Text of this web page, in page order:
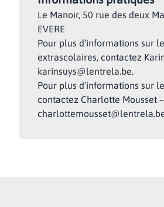
Le Manoir, 50 rue des deux
EVERE
Pour plus d’informations sur
extrascolaires, contactez
karinsuys@lentrela.be.
Pour plus d’informations sur
contactez Charlotte Mousset –